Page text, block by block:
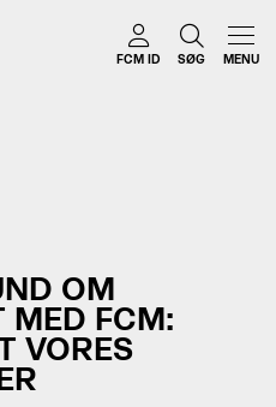
FCM ID SØG MENU
OM
MED FCM:
VORES